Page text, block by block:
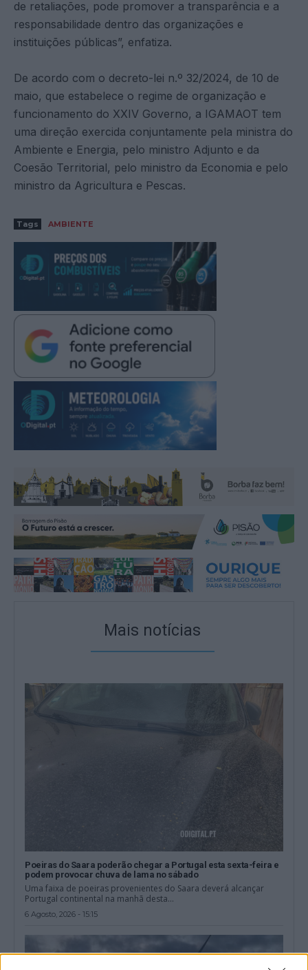
de retaliações, pode promover a transparência e a
responsabilidade dentro das organizações e
instituições públicas”, enfatiza.
De acordo com o decreto-lei n.º 32/2024, de 10 de
maio, que estabelece o regime de organização e
funcionamento do XXIV Governo, a IGAMAOT tem
uma direção exercida conjuntamente pela ministra do
Ambiente e Energia, pelo ministro Adjunto e da
Coesão Territorial, pelo ministro da Economia e pelo
ministro da Agricultura e Pescas.
Tags AMBIENTE
Mais notícias
Poeiras do Saara poderão chegar a Portugal esta sexta-feira e
podem provocar chuva de lama no sábado
Uma faixa de poeiras provenientes do Saara deverá alcançar
Portugal continental na manhã desta...
6 Agosto, 2026 - 15:15